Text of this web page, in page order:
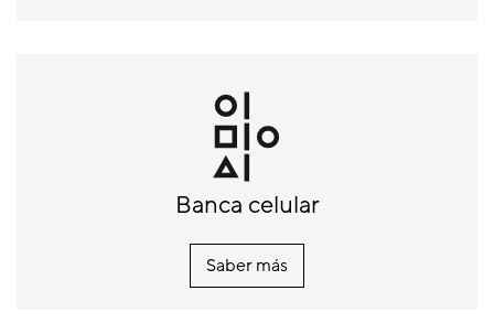
Banca celular
Saber más